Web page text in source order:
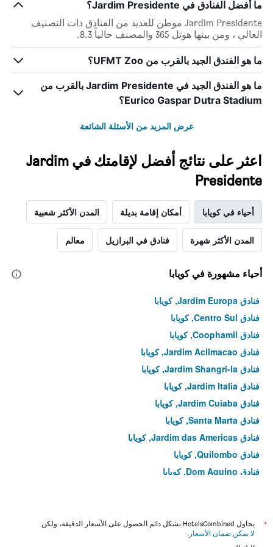
أيام
الأسبوع.
يتضمن
المخطط
1
محور
Y
الذي
ما أفضل الفنادق في Jardim Presidente؟
Jardim Presidente موطن للعديد من الفنادق ذات التصنيف
العالي ، ومن بينها هوتل 365 والمصنف حالياً 8.3.
ما هو الفندق الجيد بالقرب من UFMT Zoo؟
ما هو الفندق الجيد في Jardim Presidente بالقرب من
Eurico Gaspar Dutra Stadium؟
عرض المزيد من الأسئلة الشائعة
اعثر على نتائج أفضل لإقامتك في Jardim
Presidente
أحياء في كويابا أمكان إقامة بديلة المدن الأكثر شعبية
المدن الأكثر شهرة فنادق في البرازيل معالم
أحياء مشهورة في كويابا
فنادق Jardim Europa, كويابا
فنادق Centro Sul, كويابا
فنادق Coophamil, كويابا
فنادق Jardim Aclimacao, كويابا
فنادق Jardim Shangri-la, كويابا
فنادق Jardim Italia, كويابا
فنادق Jardim Cuiaba, كويابا
فنادق Santa Marta, كويابا
فنادق Jardim das Americas, كويابا
فنادق Quilombo, كويابا
فنادق Dom Aquino, كويابا
فنادق Paraiso, كويابا
فنادق Bosque da Saúde, كويابا
*
يحاول HotelsCombined بشكل دائم الحصول على الأسعار الدقيقة، ولكن
لا يمكن ضمان الأسعار .